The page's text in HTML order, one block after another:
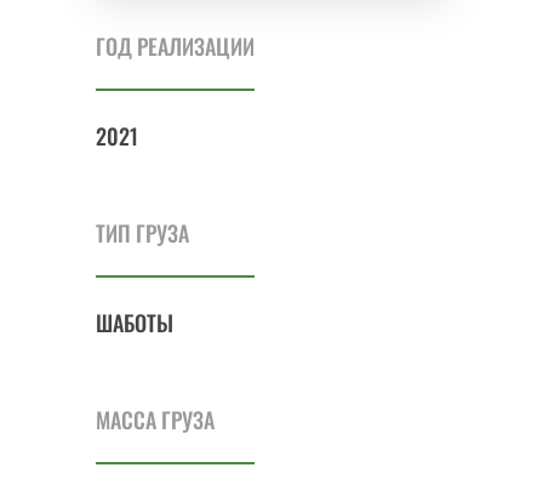
ГОД РЕАЛИЗАЦИИ
2021
ТИП ГРУЗА
ШАБОТЫ
МАССА ГРУЗА